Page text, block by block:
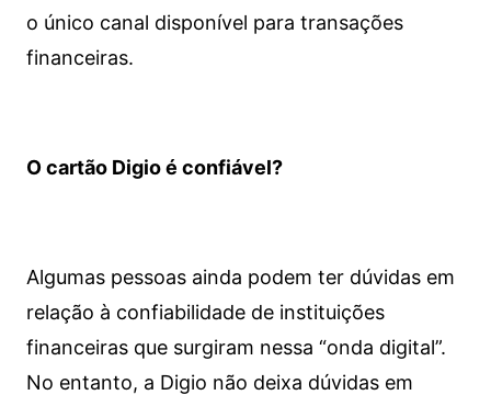
o único canal disponível para transações
financeiras.
O cartão Digio é confiável?
Algumas pessoas ainda podem ter dúvidas em
relação à confiabilidade de instituições
financeiras que surgiram nessa “onda digital”.
No entanto, a Digio não deixa dúvidas em